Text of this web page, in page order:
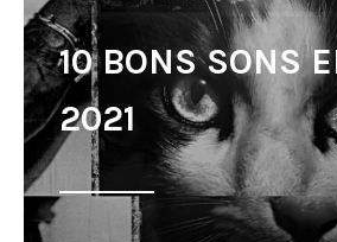
10 BONS SONS
2021